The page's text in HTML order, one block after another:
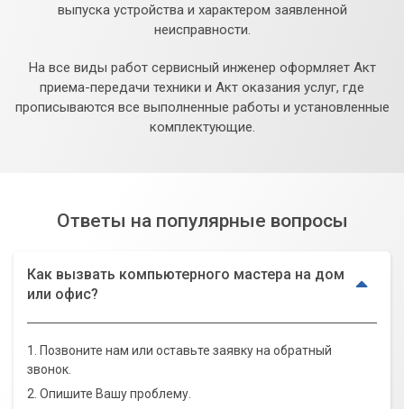
выпуска устройства и характером заявленной
неисправности.
На все виды работ сервисный инженер оформляет Акт
приема-передачи техники и Акт оказания услуг, где
прописываются все выполненные работы и установленные
комплектующие.
Ответы на популярные вопросы
Как вызвать компьютерного мастера на дом
или офис?
1. Позвоните нам или оставьте заявку на обратный
звонок.
2. Опишите Вашу проблему.